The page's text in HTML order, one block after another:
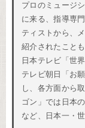
プロのミュージ
に来る、指導専
ティストから、
紹介されたことも
日本テレビ「世
テレビ朝日「お
し、各方面から
ゴン」では日本
など、日本一・